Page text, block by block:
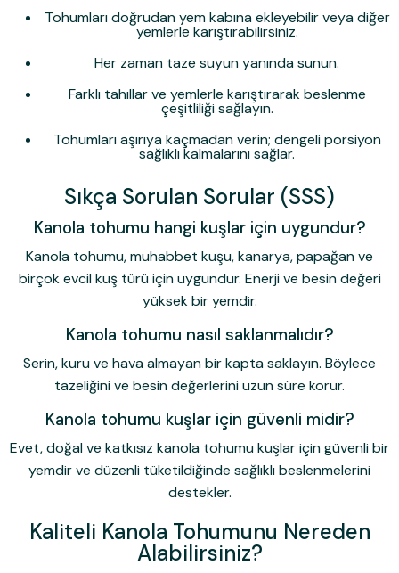
Tohumları doğrudan yem kabına ekleyebilir veya diğer
yemlerle karıştırabilirsiniz.
Her zaman taze suyun yanında sunun.
Farklı tahıllar ve yemlerle karıştırarak beslenme
çeşitliliği sağlayın.
Tohumları aşırıya kaçmadan verin; dengeli porsiyon
sağlıklı kalmalarını sağlar.
Sıkça Sorulan Sorular (SSS)
Kanola tohumu hangi kuşlar için uygundur?
Kanola tohumu, muhabbet kuşu, kanarya, papağan ve
birçok evcil kuş türü için uygundur. Enerji ve besin değeri
yüksek bir yemdir.
Kanola tohumu nasıl saklanmalıdır?
Serin, kuru ve hava almayan bir kapta saklayın. Böylece
tazeliğini ve besin değerlerini uzun süre korur.
Kanola tohumu kuşlar için güvenli midir?
Evet, doğal ve katkısız kanola tohumu kuşlar için güvenli bir
yemdir ve düzenli tüketildiğinde sağlıklı beslenmelerini
destekler.
Kaliteli Kanola Tohumunu Nereden
Alabilirsiniz?